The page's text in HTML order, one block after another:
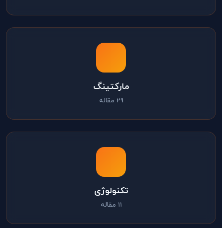
مارکتینگ
29 مقاله
تکنولوژی
11 مقاله